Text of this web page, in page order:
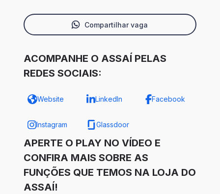
Compartilhar vaga
ACOMPANHE O ASSAÍ PELAS
REDES SOCIAIS:
Website LinkedIn Facebook
Instagram Glassdoor
APERTE O PLAY NO VÍDEO E
CONFIRA MAIS SOBRE AS
FUNÇÕES QUE TEMOS NA LOJA DO
ASSAÍ!